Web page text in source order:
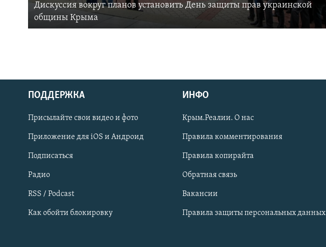
Українською
Qırımtatar
ПРИСОЕДИНЯЙТЕСЬ!
Дискуссия вокруг планов установить День защиты прав украинской
общины Крыма
ПОДДЕРЖКА
Присылайте свои видео и фото
Приложение для iOS и Андроид
Подписаться
Радио
RSS / Podcast
Как обойти блокировку
ИНФО
Крым.Реалии. О нас
Правила комментирования
Правила копирайта
Обратная связь
Вакансии
Правила защиты персональных данных